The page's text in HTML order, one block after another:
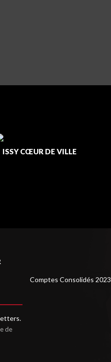
ISSY CŒUR DE VILLE
de
Comptes Consolidés 2023